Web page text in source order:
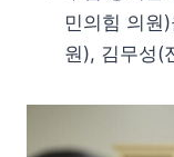
민의힘 의원
원), 김무성(